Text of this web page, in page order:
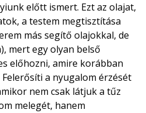
előtt ismert. Ezt az olajat,
a testem megtisztítása
más segítő olajokkal, de
mert egy olyan belső
előhozni, amire korábban
a nyugalom érzését
nem csak látjuk a tűz
melegét, hanem